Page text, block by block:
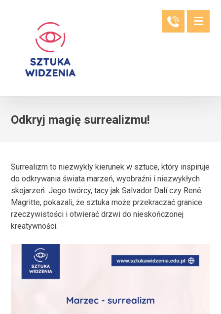
Odkryj magię surrealizmu!
Surrealizm to niezwykły kierunek w sztuce, który inspiruje
do odkrywania świata marzeń, wyobraźni i niezwykłych
skojarzeń. Jego twórcy, tacy jak Salvador Dalí czy René
Magritte, pokazali, że sztuka może przekraczać granice
rzeczywistości i otwierać drzwi do nieskończonej
kreatywności.